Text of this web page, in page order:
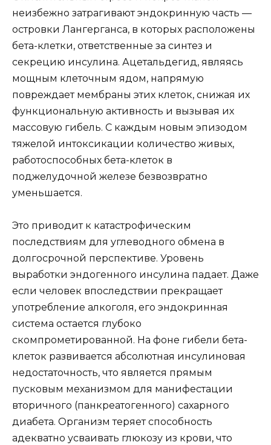
неизбежно затрагивают эндокринную часть —
островки Лангерганса, в которых расположены
бета-клетки, ответственные за синтез и
секрецию инсулина. Ацетальдегид, являясь
мощным клеточным ядом, напрямую
повреждает мембраны этих клеток, снижая их
функциональную активность и вызывая их
массовую гибель. С каждым новым эпизодом
тяжелой интоксикации количество живых,
работоспособных бета-клеток в
поджелудочной железе безвозвратно
уменьшается.
Это приводит к катастрофическим
последствиям для углеводного обмена в
долгосрочной перспективе. Уровень
выработки эндогенного инсулина падает. Даже
если человек впоследствии прекращает
употребление алкоголя, его эндокринная
система остается глубоко
скомпрометированной. На фоне гибели бета-
клеток развивается абсолютная инсулиновая
недостаточность, что является прямым
пусковым механизмом для манифестации
вторичного (панкреатогенного) сахарного
диабета. Организм теряет способность
адекватно усваивать глюкозу из крови, что